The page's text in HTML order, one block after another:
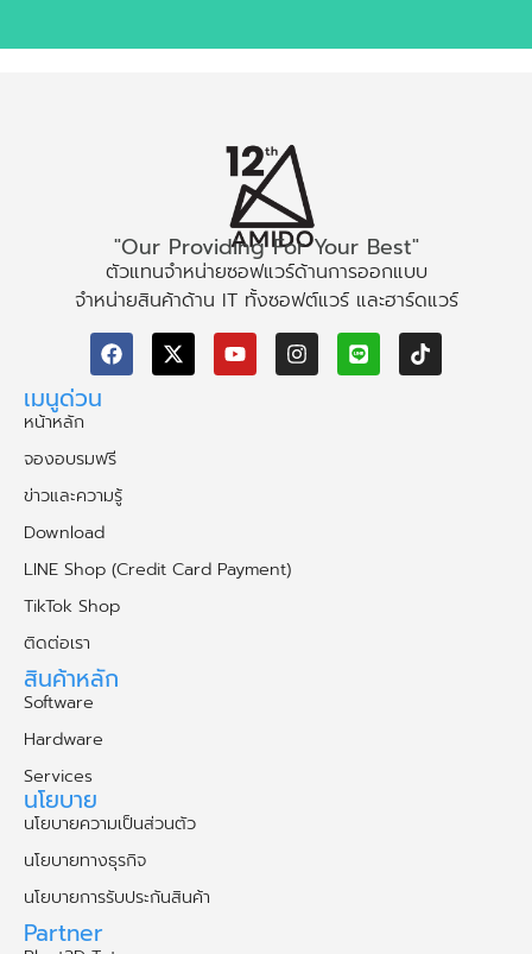
"Our Providing For Your Best"
ตัวแทนจำหน่ายซอฟแวร์ด้านการออกแบบ
จำหน่ายสินค้าด้าน IT ทั้งซอฟต์แวร์ และฮาร์ดแวร์
เมนูด่วน
หน้าหลัก
จองอบรมฟรี
ข่าวและความรู้
Download
LINE Shop (Credit Card Payment)
TikTok Shop
ติดต่อเรา
สินค้าหลัก
Software
Hardware
Services
นโยบาย
นโยบายความเป็นส่วนตัว
นโยบายทางธุรกิจ
นโยบายการรับประกันสินค้า
Partner